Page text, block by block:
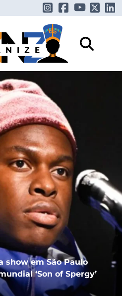
show em São Paulo
‘Son of Spergy’